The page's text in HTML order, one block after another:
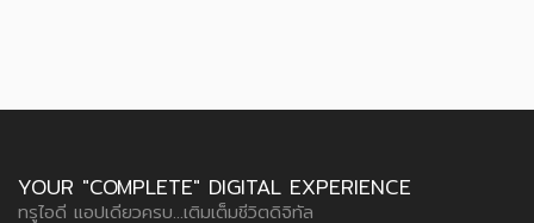
YOUR "COMPLETE" DIGITAL EXPERIENCE
ทรูไอดี แอปเดียวครบ...เติมเต็มชีวิตดิจิทัล